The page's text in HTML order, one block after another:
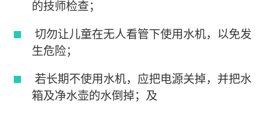
的技师检查；
切勿让儿童在无人看管下使用水机，以免发
生危险；
若长期不使用水机，应把电源关掉，并把水
箱及净水壶的水倒掉；及